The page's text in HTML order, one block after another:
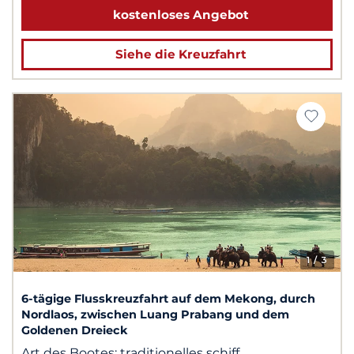
kostenloses Angebot
Siehe die Kreuzfahrt
1/ 3
6-tägige Flusskreuzfahrt auf dem Mekong, durch
Nordlaos, zwischen Luang Prabang und dem
Goldenen Dreieck